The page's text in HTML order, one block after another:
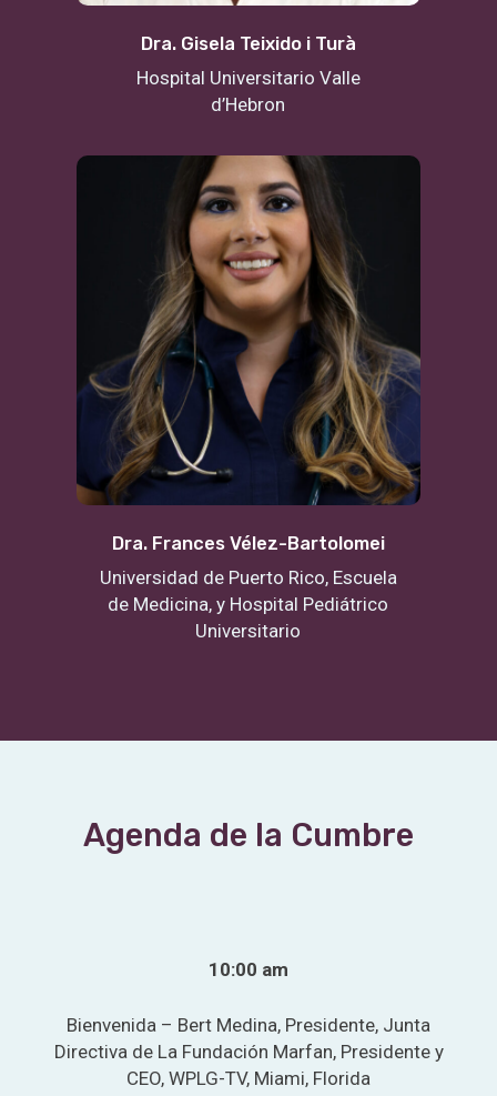
Dra. Gisela Teixido i Turà
Hospital Universitario Valle
d’Hebron
Dra. Frances Vélez-Bartolomei
Universidad de Puerto Rico, Escuela
de Medicina, y Hospital Pediátrico
Universitario
Agenda de la Cumbre
10:00 am
Bienvenida – Bert Medina, Presidente, Junta
Directiva de La Fundación Marfan, Presidente y
CEO, WPLG-TV, Miami, Florida